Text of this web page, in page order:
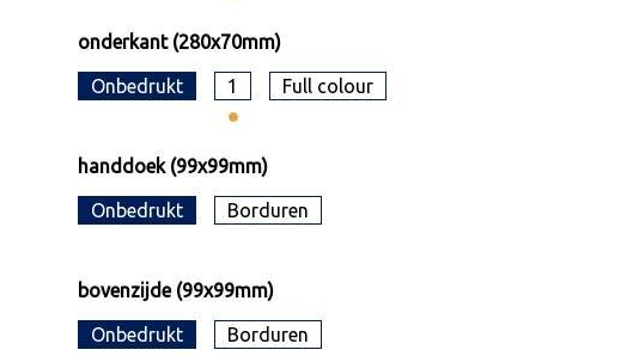
onderkant (280x70mm)
Onbedrukt 1 Full colour
handdoek (99x99mm)
Onbedrukt Borduren
bovenzijde (99x99mm)
Onbedrukt Borduren